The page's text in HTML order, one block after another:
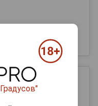
любимый.